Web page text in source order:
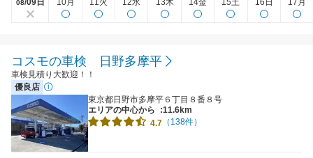
08/
コスモの車検 日野多摩平
車検見積り大歓迎！！
優良店
東京都日野市多摩平６丁目８番８号
エリアの中心から
:11.6km
4.7 （138件）